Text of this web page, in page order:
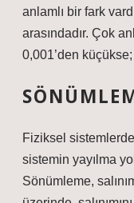
anlamlı bir fark
arasındadır. Çok
0,001’den
Fiziksel
sistemin yayılma
Sönümleme,